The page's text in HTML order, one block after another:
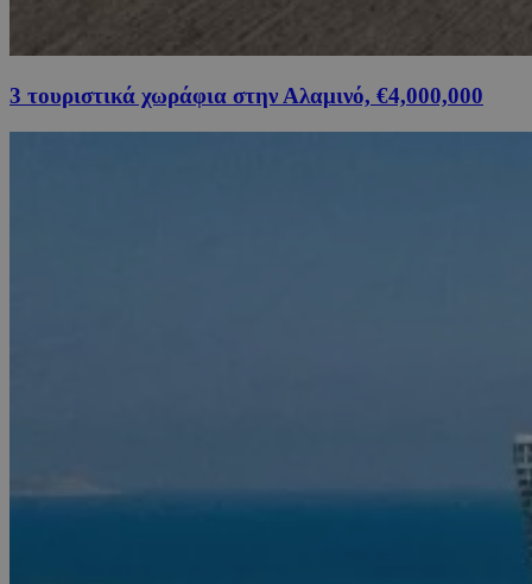
3 τουριστικά χωράφια στην Αλαμινό, €4,000,000